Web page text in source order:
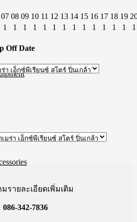
07 08 09 10 11 12 13 14 15 16 17 18 19
1 1 1 1 1 1 1 1 1 1 1 1 1 1
Off Date
รายละเอียดเพิ่มเติม
086-342-7836